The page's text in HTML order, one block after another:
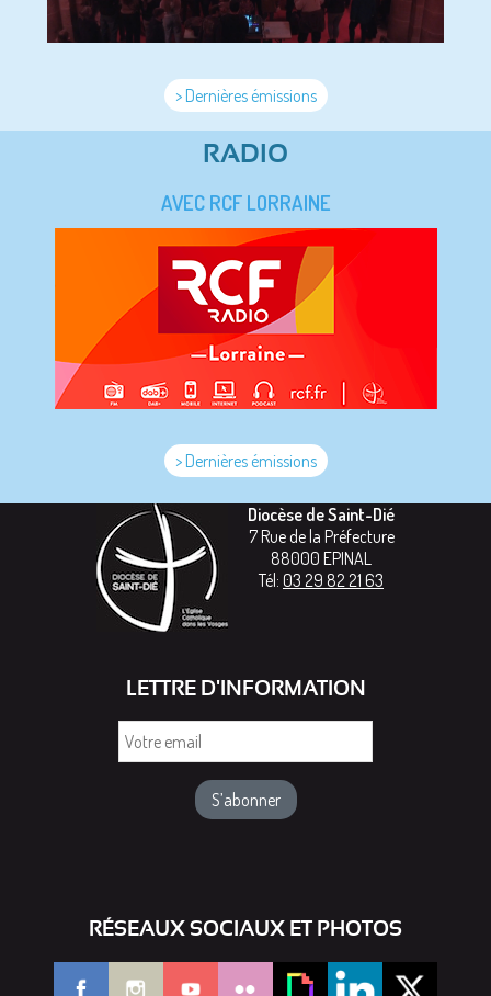
> Dernières émissions
RADIO
AVEC RCF LORRAINE
> Dernières émissions
Diocèse de Saint-Dié
7 Rue de la Préfecture
88000 EPINAL
Tél: 03 29 82 21 63
LETTRE D'INFORMATION
RÉSEAUX SOCIAUX ET PHOTOS